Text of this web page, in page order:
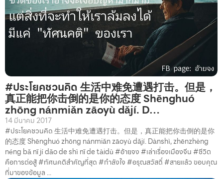
#ประโยคชวนคิด 生活中难免遭遇打击。但是，
真正能把你击倒的是你的态度 Shēnghuó
zhōng nánmiǎn zāoyù dǎjí. D…
14 มีนาคม 2017
#ประโยคชวนคิด 生活中难免遭遇打击。但是，真正能把你击倒的是你
的态度 Shēnghuó zhōng nánmiǎn zāoyù dǎjí. Dànshì, zhēnzhèng
néng bǎ nǐ jí dǎo de shì nǐ de tàidù #อ้ายจง #เล่าเรื่องเมืองจีน #ชีวิต
คือการต่อสู้ #ทัศนคติสำคัญที่สุด #กำลังใจ #อรุณสวัสดิ์ #สายแล้ว ขอบคุณ
ที่มาของข้อมูล ...